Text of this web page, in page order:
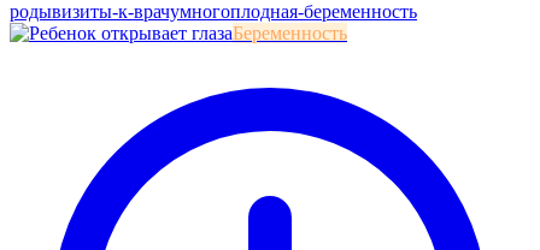
родывизиты-к-врачумногоплодная-беременность
Беременность